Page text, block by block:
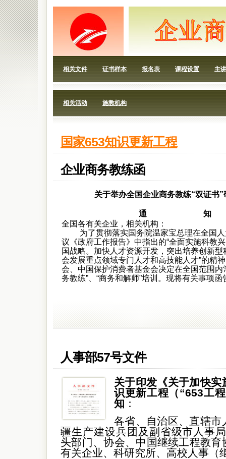
相关文件 证书样本 报名表 课程设置 主
相关活动 施教机构
国家653知识更新工程
企业商务教练函
关于举办全国企业商务教练“双证书”
通 知
全国各有关企业，相关机构：
为了贯彻落实国务院温家宝总理在全国人
议《政府工作报告》中指出的“全面实施科教
国战略。加快人才资源开发，突出培养创新
会发展重点领域专门人才和高技能人才”的精
会、中国保护消费者基金会决定在全国范围内
务教练”、“商务和解师”培训。现将有关事项函
人事部57号文件
关于印发《关于加快实
识更新工程（“653工
知 ：
各省、自治区、直辖市
疆生产建设兵团及副省级市人事
头部门、协会、中国继续工程教育
有关企业、科研究所、高校人事（